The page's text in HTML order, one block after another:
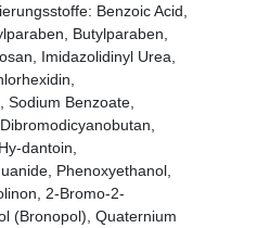
Benzoic Acid,
Butylparaben,
Imidazolidinyl Urea,
Sodium Benzoate,
dantoin,
Phenoxyethanol,
2-Bromo-2-
(Bronopol), Quaternium